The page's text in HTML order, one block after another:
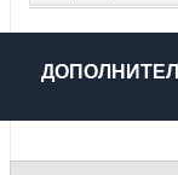
Глубина, см
Материал